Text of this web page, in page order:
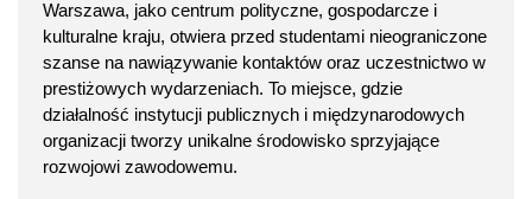
Warszawa, jako centrum polityczne, gospodarcze i
kulturalne kraju, otwiera przed studentami nieograniczone
szanse na nawiązywanie kontaktów oraz uczestnictwo w
prestiżowych wydarzeniach. To miejsce, gdzie
działalność instytucji publicznych i międzynarodowych
organizacji tworzy unikalne środowisko sprzyjające
rozwojowi zawodowemu.